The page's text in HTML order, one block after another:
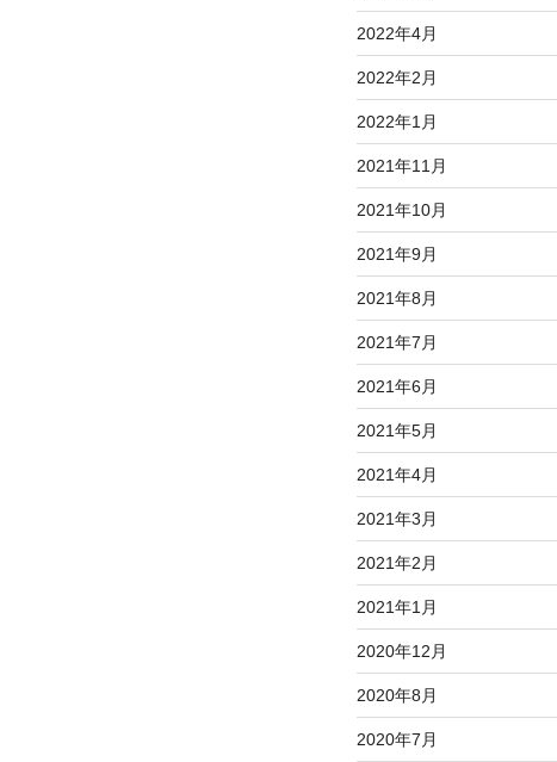
2022年4月
2022年2月
2022年1月
2021年11月
2021年10月
2021年9月
2021年8月
2021年7月
2021年6月
2021年5月
2021年4月
2021年3月
2021年2月
2021年1月
2020年12月
2020年8月
2020年7月